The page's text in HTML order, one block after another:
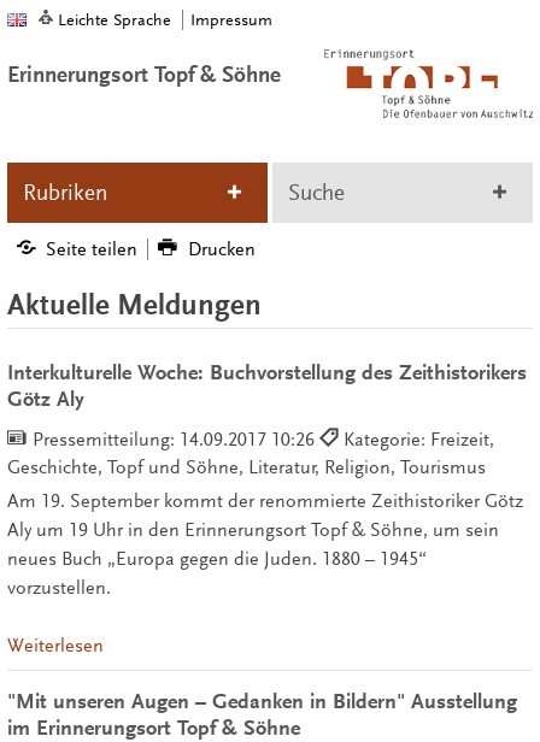
Leichte Sprache Impressum
Erinnerungsort Topf & Söhne
Rubriken Suche
Seite teilen Drucken
Aktuelle Meldungen
Interkulturelle Woche: Buchvorstellung des Zeithistorikers
Götz Aly
Pressemitteilung: 14.09.2017 10:26
Kategorie: Freizeit,
Geschichte, Topf und Söhne, Literatur, Religion, Tourismus
Am 19. September kommt der renommierte Zeithistoriker Götz
Aly um 19 Uhr in den Erinnerungsort Topf & Söhne, um sein
neues Buch „Europa gegen die Juden. 1880 – 1945“
vorzustellen.
Weiterlesen
"Mit unseren Augen – Gedanken in Bildern" Ausstellung
im Erinnerungsort Topf & Söhne